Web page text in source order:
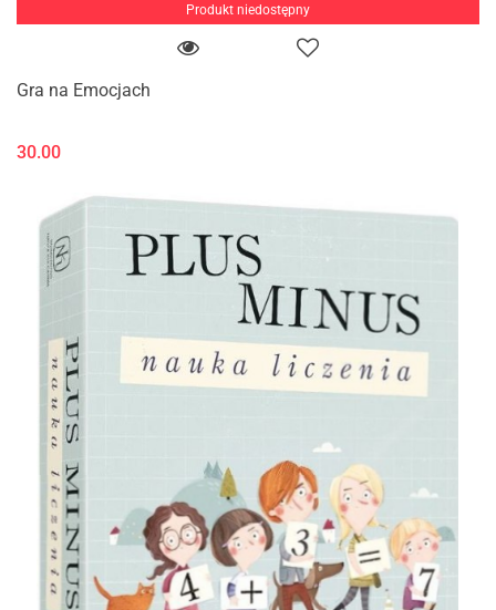
Produkt niedostępny
Gra na Emocjach
30.00